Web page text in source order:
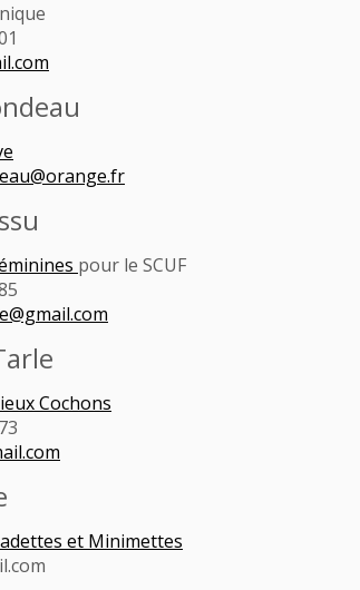
pour le SCUF
Cochons
et Minimettes